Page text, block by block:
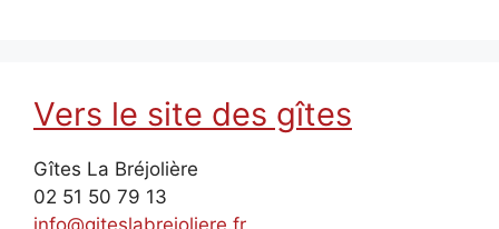
Vers le site des gîtes
Gîtes La Bréjolière
02 51 50 79 13